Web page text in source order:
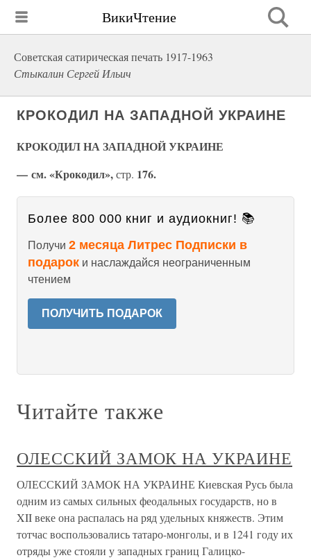
ВикиЧтение
Советская сатирическая печать 1917-1963
Стыкалин Сергей Ильич
КРОКОДИЛ НА ЗАПАДНОЙ УКРАИНЕ
КРОКОДИЛ НА ЗАПАДНОЙ УКРАИНЕ
— см. «Крокодил»,стр. 176.
Более 800 000 книг и аудиокниг! 📚
Получи 2 месяца Литрес Подписки в
подарок и наслаждайся неограниченным
чтением
ПОЛУЧИТЬ ПОДАРОК
Читайте также
ОЛЕССКИЙ ЗАМОК НА УКРАИНЕ
ОЛЕССКИЙ ЗАМОК НА УКРАИНЕ Киевская Русь была
одним из самых сильных феодальных государств, но в
XII веке она распалась на ряд удельных княжеств. Этим
тотчас воспользовались татаро-монголы, и в 1241 году их
отряды уже стояли у западных границ Галицко-